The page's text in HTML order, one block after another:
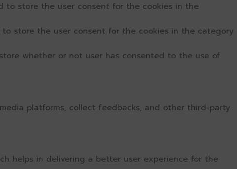
to store the user consent for the cookies in the
to store the user consent for the cookies in the category
whether or not user has consented to the use of
platforms, collect feedbacks, and other third-party
helps in delivering a better user experience for the